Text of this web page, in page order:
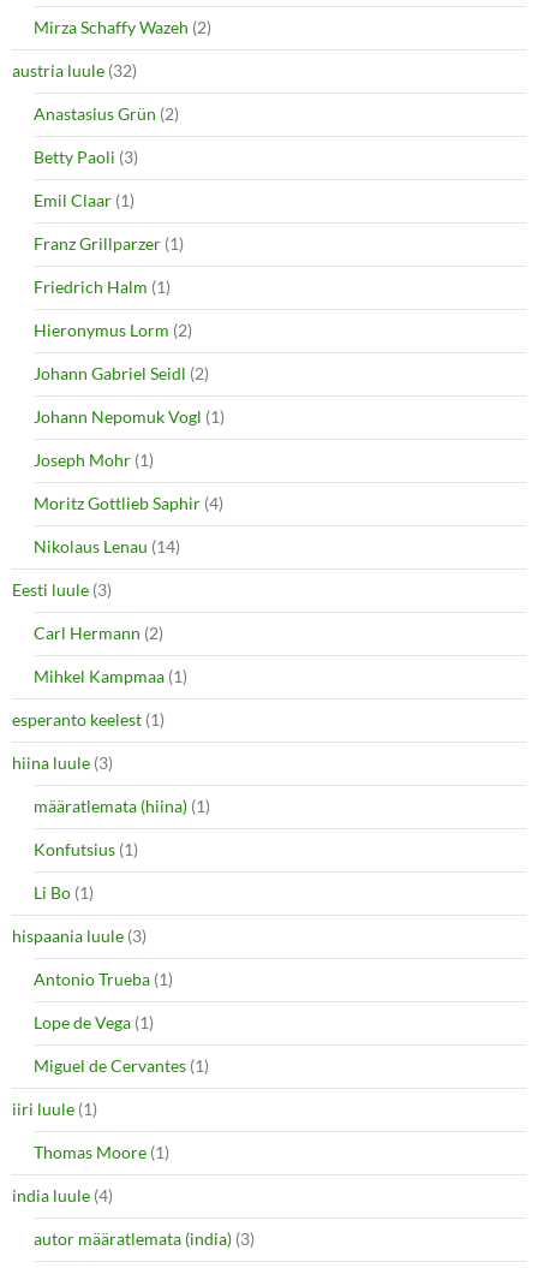
w
i
n
d
o
)
w
w
i
n
d
w
)
Mirza Schaffy Wazeh (2)
austria luule (32)
Anastasius Grün (2)
Betty Paoli (3)
Emil Claar (1)
Franz Grillparzer (1)
Friedrich Halm (1)
Hieronymus Lorm (2)
Johann Gabriel Seidl (2)
Johann Nepomuk Vogl (1)
Joseph Mohr (1)
Moritz Gottlieb Saphir (4)
Nikolaus Lenau (14)
Eesti luule (3)
Carl Hermann (2)
Mihkel Kampmaa (1)
esperanto keelest (1)
hiina luule (3)
määratlemata (hiina) (1)
Konfutsius (1)
Li Bo (1)
hispaania luule (3)
Antonio Trueba (1)
Lope de Vega (1)
Miguel de Cervantes (1)
iiri luule (1)
Thomas Moore (1)
india luule (4)
autor määratlemata (india) (3)